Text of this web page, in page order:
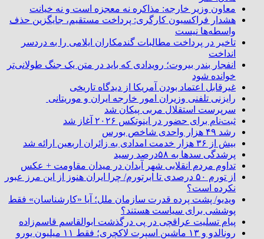
معاون وزیر خارجه: مذاکره نه معجزه است و نه خیانت
هشدار فراکسیون کارگری: پرداخت مستقیم، جایگزین حذف
واسطه‌ها نیست
تاخیر در پرداخت مطالبات گندمکاران ایلامی را به دردسر
انداخت
انفجار بندر بیروت؛ رویدادی که باید در متن یک جنگ طولانی‌تر
خوانده شود
غیرقابل اعتماد بودن آمریکا از دیدگاه تاریخی
رایزنی تلفنی وزیران امور خارجه ایران و موریتانی
سرپرست استقلال مربی پیکان شد
ثبت‌نام برای حضور در اینوتکس ۲۰۲۶ آغاز شد
رشد ۴۹ هزار واحدی شاخص بورس
بیش از ۳۶ هزار خدمت امدادی به زائران اربعین ارائه شد
پرشدگی سدها به ۵۸درصد رسید
تداوم مردم انقلابی شهر آبدان در میدان مقاومت + عکس
از تورم ۵۰ درصدی تا ابرتورم/ چرا ایران هنوز از این مرز عبور
نکرده است؟
ویدیو/ پشت پرده قدرت سازمان ملل؛ آیا «کارشناسان» فقط
پوششی برای سیاست هستند؟
پیام تسلیت عراقچی در پی درگذشت ابوالقاسم قاسم‌زاده
رونالدو و ۱۳ ماشین اسپرت لاکچری؛ فقط ۱۱ میلیون یورو